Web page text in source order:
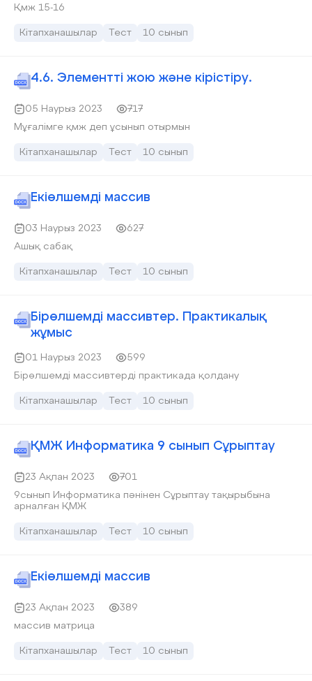
Қмж 15-16
Кітапханашылар Тест 10 сынып
4.6. Элементті жою және кірістіру.
05 Наурыз 2023
717
Мұғалімге қмж деп ұсынып отырмын
Кітапханашылар Тест 10 сынып
Екіөлшемді массив
03 Наурыз 2023
627
Ашық сабақ
Кітапханашылар Тест 10 сынып
Бірөлшемді массивтер. Практикалық
жұмыс
01 Наурыз 2023
599
Бірөлшемді массивтерді практикада қолдану
Кітапханашылар Тест 10 сынып
ҚМЖ Информатика 9 сынып Сұрыптау
23 Ақпан 2023
701
9сынып Информатика пәнінен Сұрыптау тақырыбына
арналған ҚМЖ
Кітапханашылар Тест 10 сынып
Екіөлшемді массив
23 Ақпан 2023
389
массив матрица
Кітапханашылар Тест 10 сынып